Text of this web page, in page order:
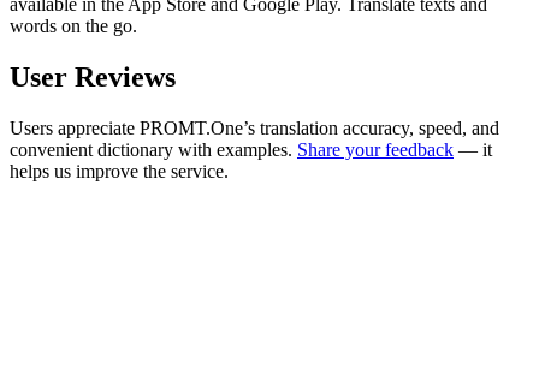
available in the App Store and Google Play. Translate texts and
words on the go.
User Reviews
Users appreciate PROMT.One’s translation accuracy, speed, and
convenient dictionary with examples. Share your feedback — it
helps us improve the service.